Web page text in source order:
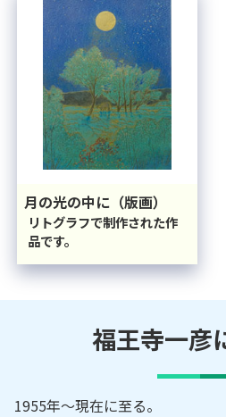
月の光の中に（版画）
リトグラフで制作された作
品です。
福王寺一彦
1955年～現在に至る。